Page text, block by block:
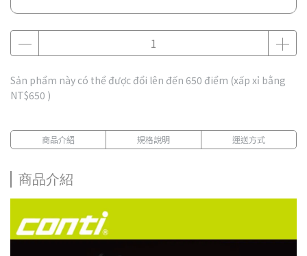
Sản phẩm này có thể được đổi lên đến 650 điểm (xấp xỉ bằng
NT$650 )
商品介紹 規格說明 運送方式
商品介紹